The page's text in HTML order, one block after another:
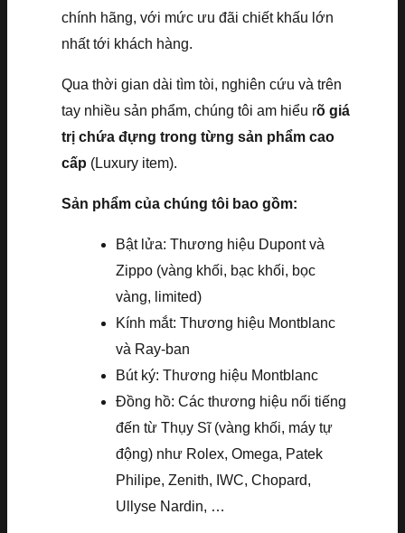
chính hãng, với mức ưu đãi chiết khấu lớn
nhất tới khách hàng.
Qua thời gian dài tìm tòi, nghiên cứu và trên
tay nhiều sản phẩm, chúng tôi am hiểu rõ giá
trị chứa đựng trong từng sản phẩm cao
cấp (Luxury item).
Sản phẩm của chúng tôi bao gồm:
Bật lửa: Thương hiệu Dupont và
Zippo (vàng khối, bạc khối, bọc
vàng, limited)
Kính mắt: Thương hiệu Montblanc
và Ray-ban
Bút ký: Thương hiệu Montblanc
Đồng hồ: Các thương hiệu nổi tiếng
đến từ Thụy Sĩ (vàng khối, máy tự
động) như Rolex, Omega, Patek
Philipe, Zenith, IWC, Chopard,
Ullyse Nardin, …